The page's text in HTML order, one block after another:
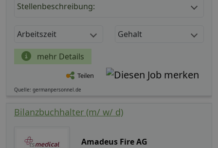
Stellenbeschreibung:
Arbeitszeit Gehalt
mehr Details
Teilen
Quelle: germanpersonnel.de
Bilanzbuchhalter (m/ w/ d)
Amadeus Fire AG